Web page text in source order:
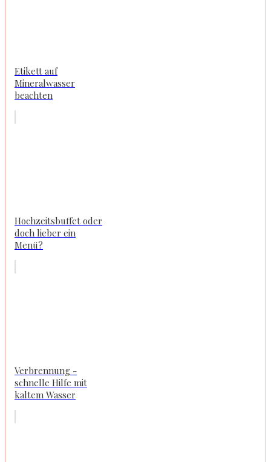
Etikett auf
Mineralwasser
beachten
Hochzeitsbuffet oder
doch lieber ein
Menü?
Verbrennung -
schnelle Hilfe mit
kaltem Wasser